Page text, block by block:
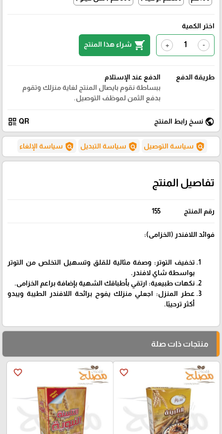
اختر الكمية
-
+
shopping_cart شراء هذا المنتج
طريقة الدفع
الدفع عند الإستلام
ببساطة نقوم بايصال المنتج لغاية منزلك وتقوم
بدفع الثمن لموظف التوصيل.
public نسخ رابط المنتج QR
qr_code
policy سياسة التوصيل policy سياسة التبديل policy سياسة الإلغاء
تفاصيل المنتج
رقم المنتج 155
فوائد اللافندر (الخزامى):
تخفيف التوتر: وصفة مثالية للقلق وتسهيل التخلص من التوتر
بواسطة شاي لافندر.
نكهات طبيعية: ارتقي بأطباقك الشهية بإضافة براعم الخزامى.
عطر المنزل: اجعلي منزلك يفوح برائحة اللافندر الطيبة ويبدو
أكثر ترحيبًا.
منتجات ذات صلة
favorite_border
favorite_border